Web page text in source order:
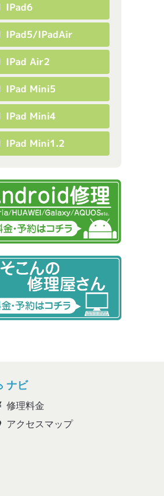
IPad6
IPad5/iPadAir
IPad Air2
IPad Mini5
IPad Mini4
IPad Mini1.2
ナビ
修理料金
アクセスマップ